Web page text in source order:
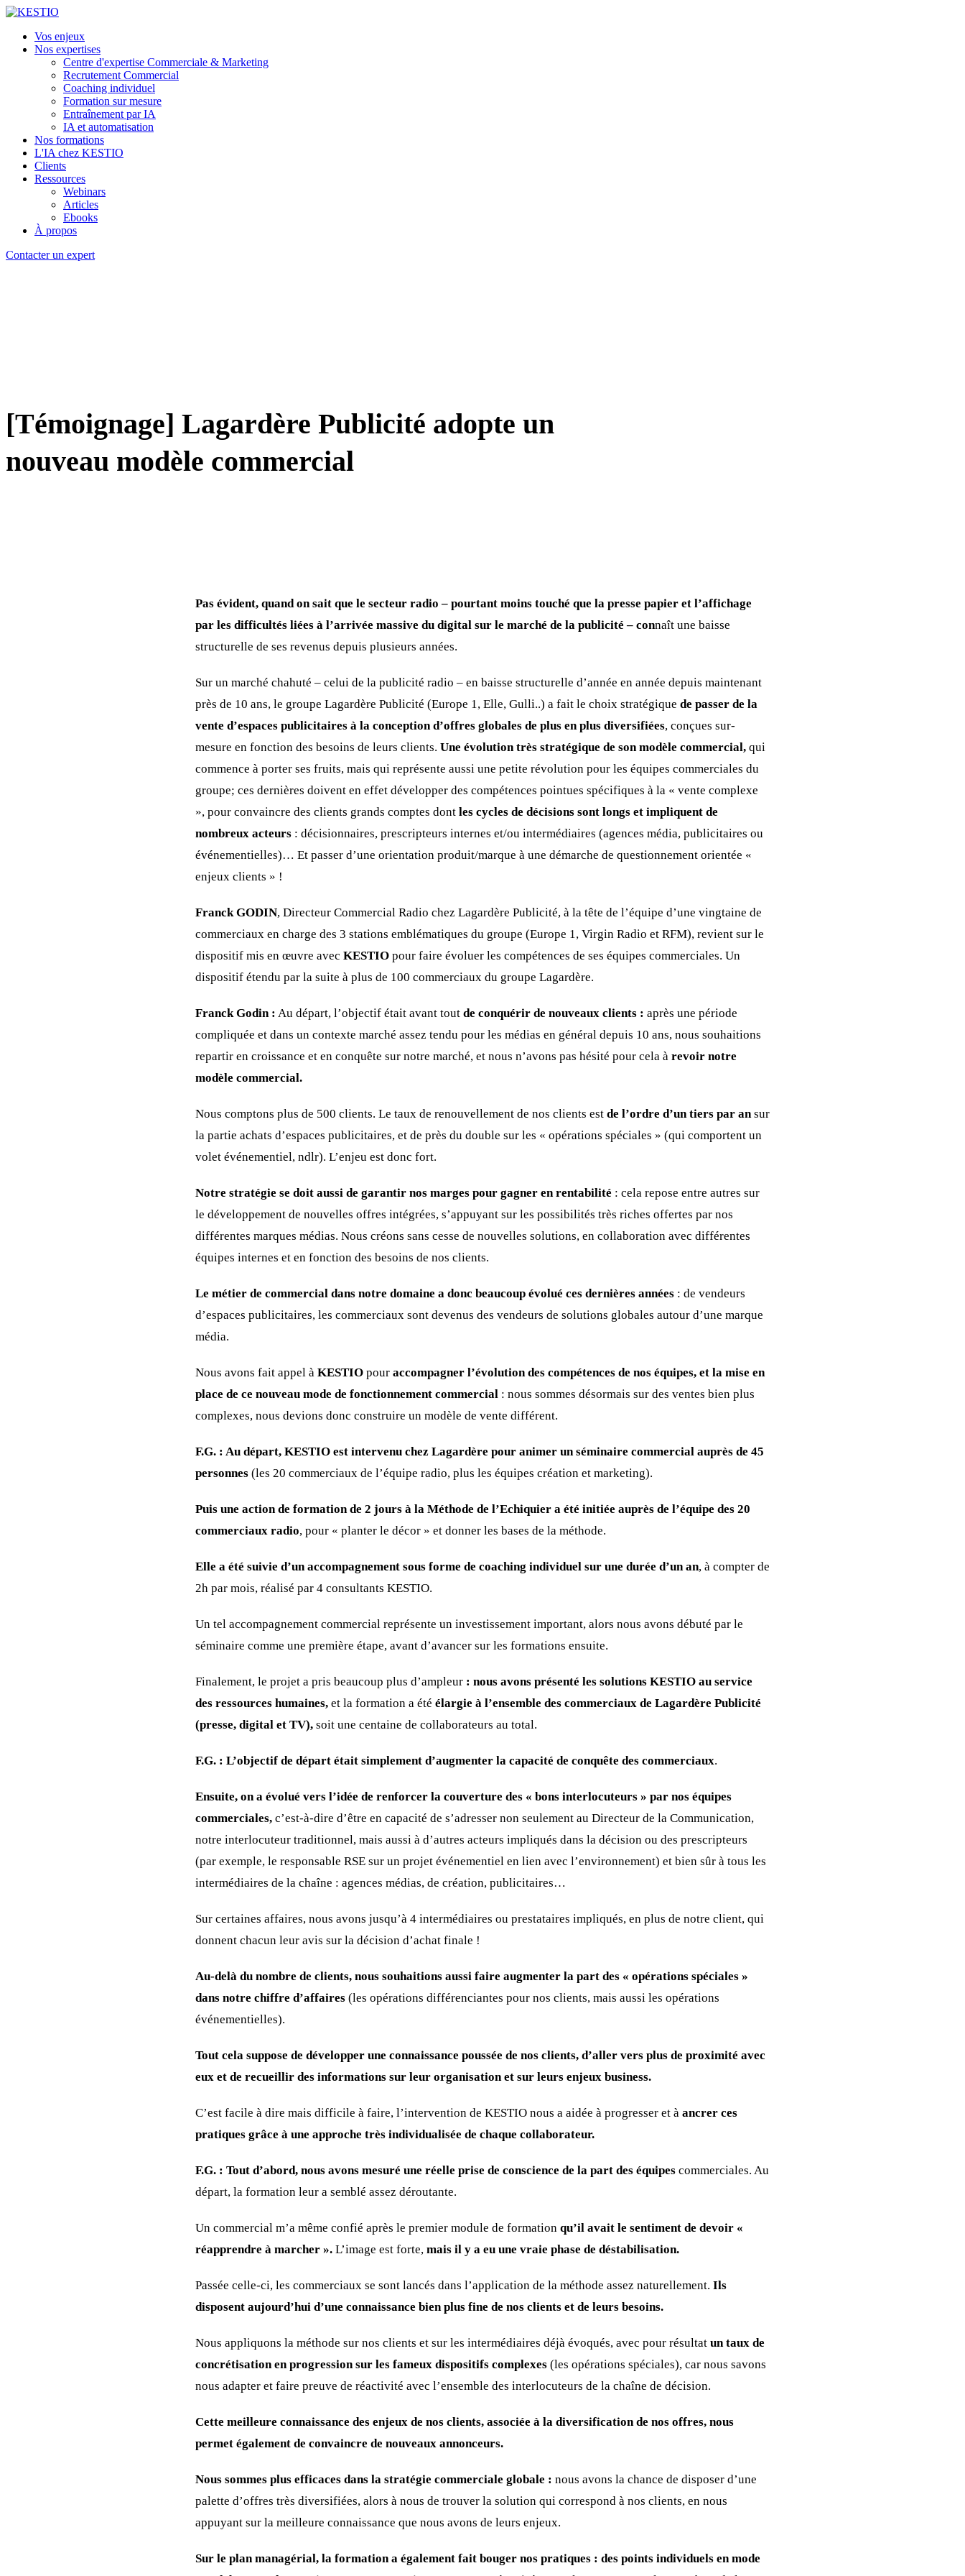
Vos enjeux
Nos expertises
Centre d'expertise Commerciale & Marketing
Recrutement Commercial
Coaching individuel
Formation sur mesure
Entraînement par IA
IA et automatisation
Nos formations
L'IA chez KESTIO
Clients
Ressources
Webinars
Articles
Ebooks
À propos
Contacter un expert
[Témoignage] Lagardère Publicité adopte un
nouveau modèle commercial
Pas évident, quand on sait que le secteur radio – pourtant moins touché que la presse papier et l’affichage
par les difficultés liées à l’arrivée massive du digital sur le marché de la publicité – connaît une baisse
structurelle de ses revenus depuis plusieurs années.
Sur un marché chahuté – celui de la publicité radio – en baisse structurelle d’année en année depuis maintenant
près de 10 ans, le groupe Lagardère Publicité (Europe 1, Elle, Gulli..) a fait le choix stratégique de passer de la
vente d’espaces publicitaires à la conception d’offres globales de plus en plus diversifiées, conçues sur-
mesure en fonction des besoins de leurs clients. Une évolution très stratégique de son modèle commercial, qui
commence à porter ses fruits, mais qui représente aussi une petite révolution pour les équipes commerciales du
groupe; ces dernières doivent en effet développer des compétences pointues spécifiques à la « vente complexe
», pour convaincre des clients grands comptes dont les cycles de décisions sont longs et impliquent de
nombreux acteurs : décisionnaires, prescripteurs internes et/ou intermédiaires (agences média, publicitaires ou
événementielles)… Et passer d’une orientation produit/marque à une démarche de questionnement orientée «
enjeux clients » !
Franck GODIN, Directeur Commercial Radio chez Lagardère Publicité, à la tête de l’équipe d’une vingtaine de
commerciaux en charge des 3 stations emblématiques du groupe (Europe 1, Virgin Radio et RFM), revient sur le
dispositif mis en œuvre avec KESTIO pour faire évoluer les compétences de ses équipes commerciales. Un
dispositif étendu par la suite à plus de 100 commerciaux du groupe Lagardère.
Franck Godin : Au départ, l’objectif était avant tout de conquérir de nouveaux clients : après une période
compliquée et dans un contexte marché assez tendu pour les médias en général depuis 10 ans, nous souhaitions
repartir en croissance et en conquête sur notre marché, et nous n’avons pas hésité pour cela à revoir notre
modèle commercial.
Nous comptons plus de 500 clients. Le taux de renouvellement de nos clients est de l’ordre d’un tiers par ansur
la partie achats d’espaces publicitaires, et de près du double sur les « opérations spéciales » (qui comportent un
volet événementiel, ndlr). L’enjeu est donc fort.
Notre stratégie se doit aussi de garantir nos marges pour gagner en rentabilité : cela repose entre autres sur
le développement de nouvelles offres intégrées, s’appuyant sur les possibilités très riches offertes par nos
différentes marques médias. Nous créons sans cesse de nouvelles solutions, en collaboration avec différentes
équipes internes et en fonction des besoins de nos clients.
Le métier de commercial dans notre domaine a donc beaucoup évolué ces dernières années : de vendeurs
d’espaces publicitaires, les commerciaux sont devenus des vendeurs de solutions globales autour d’une marque
média.
Nous avons fait appel à KESTIO pour accompagner l’évolution des compétences de nos équipes, et la mise en
place de ce nouveau mode de fonctionnement commercial : nous sommes désormais sur des ventes bien plus
complexes, nous devions donc construire un modèle de vente différent.
F.G. : Au départ, KESTIO est intervenu chez Lagardère pour animer un séminaire commercial auprès de 45
personnes (les 20 commerciaux de l’équipe radio, plus les équipes création et marketing).
Puis une action de formation de 2 jours à la Méthode de l’Echiquier a été initiée auprès de l’équipe des 20
commerciaux radio, pour « planter le décor » et donner les bases de la méthode.
Elle a été suivie d’un accompagnement sous forme de coaching individuel sur une durée d’un an, à compter de
2h par mois, réalisé par 4 consultants KESTIO.
Un tel accompagnement commercial représente un investissement important, alors nous avons débuté par le
séminaire comme une première étape, avant d’avancer sur les formations ensuite.
Finalement, le projet a pris beaucoup plus d’ampleur : nous avons présenté les solutions KESTIO au service
des ressources humaines, et la formation a été élargie à l’ensemble des commerciaux de Lagardère Publicité
(presse, digital et TV), soit une centaine de collaborateurs au total.
F.G. : L’objectif de départ était simplement d’augmenter la capacité de conquête des commerciaux.
Ensuite, on a évolué vers l’idée de renforcer la couverture des « bons interlocuteurs » par nos équipes
commerciales, c’est-à-dire d’être en capacité de s’adresser non seulement au Directeur de la Communication,
notre interlocuteur traditionnel, mais aussi à d’autres acteurs impliqués dans la décision ou des prescripteurs
(par exemple, le responsable RSE sur un projet événementiel en lien avec l’environnement) et bien sûr à tous les
intermédiaires de la chaîne : agences médias, de création, publicitaires…
Sur certaines affaires, nous avons jusqu’à 4 intermédiaires ou prestataires impliqués, en plus de notre client, qui
donnent chacun leur avis sur la décision d’achat finale !
Au-delà du nombre de clients, nous souhaitions aussi faire augmenter la part des « opérations spéciales »
dans notre chiffre d’affaires (les opérations différenciantes pour nos clients, mais aussi les opérations
événementielles).
Tout cela suppose de développer une connaissance poussée de nos clients, d’aller vers plus de proximité avec
eux et de recueillir des informations sur leur organisation et sur leurs enjeux business.
C’est facile à dire mais difficile à faire, l’intervention de KESTIO nous a aidée à progresser et à ancrer ces
pratiques grâce à une approche très individualisée de chaque collaborateur.
F.G. : Tout d’abord, nous avons mesuré une réelle prise de conscience de la part des équipes commerciales. Au
départ, la formation leur a semblé assez déroutante.
Un commercial m’a même confié après le premier module de formation qu’il avait le sentiment de devoir «
réapprendre à marcher ». L’image est forte, mais il y a eu une vraie phase de déstabilisation.
Passée celle-ci, les commerciaux se sont lancés dans l’application de la méthode assez naturellement. Ils
disposent aujourd’hui d’une connaissance bien plus fine de nos clients et de leurs besoins.
Nous appliquons la méthode sur nos clients et sur les intermédiaires déjà évoqués, avec pour résultat un taux de
concrétisation en progression sur les fameux dispositifs complexes (les opérations spéciales), car nous savons
nous adapter et faire preuve de réactivité avec l’ensemble des interlocuteurs de la chaîne de décision.
Cette meilleure connaissance des enjeux de nos clients, associée à la diversification de nos offres, nous
permet également de convaincre de nouveaux annonceurs.
Nous sommes plus efficaces dans la stratégie commerciale globale : nous avons la chance de disposer d’une
palette d’offres très diversifiées, alors à nous de trouver la solution qui correspond à nos clients, en nous
appuyant sur la meilleure connaissance que nous avons de leurs enjeux.
Sur le plan managérial, la formation a également fait bouger nos pratiques : des points individuels en mode